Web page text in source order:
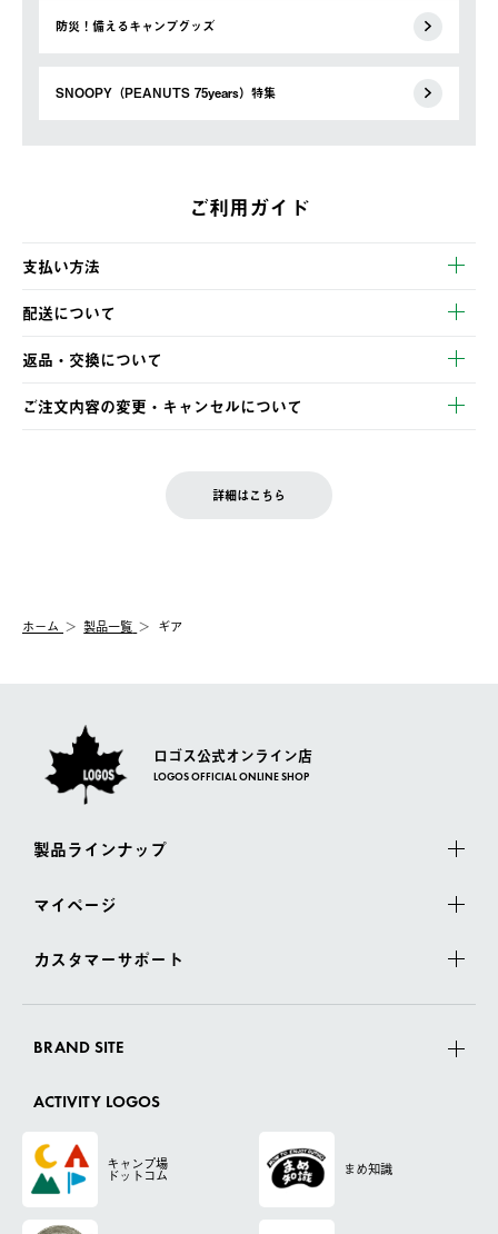
防災！備えるキャンプグッズ
SNOOPY（PEANUTS 75years）特集
ご利用ガイド
支払い方法
以下のいずれかの方法でお支払いいただけます。
・クレジットカード決済
・コンビニ決済
・Pay-easy決済
配送について
【発送スケジュール】
ご注文・ご入金完了より2営業日以内に商品を発送いたします。
土日祝の発送はございませんので、木曜日以降のご注文は週明け
の発送となる場合がございます。
【配送業者】
佐川急便にて配送されます。
返品・交換について
※お客様都合の場合
お客様都合の返品にかかる送料は、お客様ご負担とさせていただ
一度お手元の商品を返品いただき、ご希望商品を再注文してくだ
ご注文内容の変更・キャンセルについて
LOGOS FAMILY会員の方は、会員マイページ内 購入履歴画面に
詳細はこちら
ホーム 製品一覧 ギア
ロゴス公式オンライン店
LOGOS OFFICIAL ONLINE SHOP
製品ラインナップ
マイページ
カスタマーサポート
BRAND SITE
ACTIVITY LOGOS
キャンプ場
ドットコム まめ知識